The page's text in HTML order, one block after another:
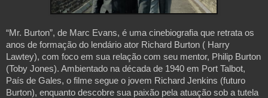
“Mr. Burton”, de Marc Evans, é uma cinebiografia que retrata os
anos de formação do lendário ator Richard Burton ( Harry
Lawtey), com foco em sua relação com seu mentor, Philip Burton
(Toby Jones). Ambientado na década de 1940 em Port Talbot,
País de Gales, o filme segue o jovem Richard Jenkins (futuro
Burton), enquanto descobre sua paixão pela atuação sob a tutela